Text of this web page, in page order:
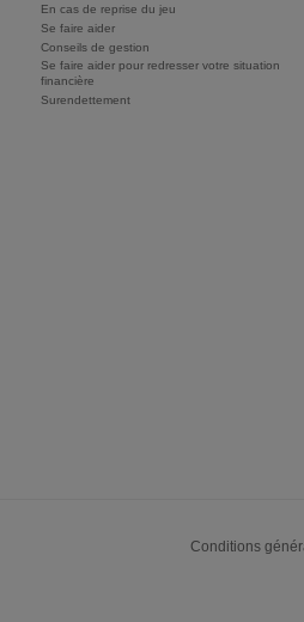
En cas de reprise du jeu
Se faire aider
Conseils de gestion
Se faire aider pour redresser votre situation
financière
Surendettement
Conditions